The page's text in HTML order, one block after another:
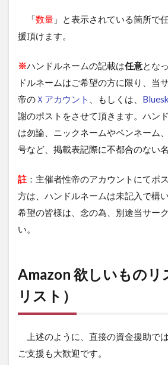
「数量 」と表示されている箇所で
援頂けます。
※ハンドルネームの記載は任意とな
ドルネームはご希望の方に限り、当
帝の Ｘアカウント 、もしくは、
謝のポストをさせて頂きます。ハン
は勿論、ニックネームやペンネーム
号など、掲載表記際に不都合のない
註 ：主催者性帝のアカウントにてポ
方は、ハンドルネームは未記入で構
希望の皆様は、念の為、別途当サー
い。
Amazon 欲しいものリ
リスト）
上述のように、直接の資金援助で
ご支援も大歓迎です。